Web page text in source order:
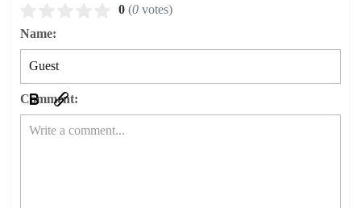
0 (0 votes)
Name:
Comment: